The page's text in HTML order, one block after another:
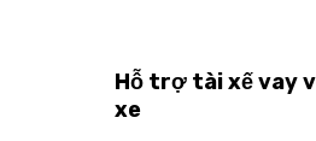
Hỗ trợ tài xế vay
xe